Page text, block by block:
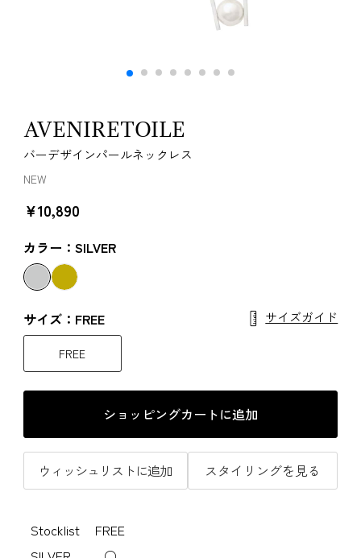
AVENIRETOILE
バーデザインパールネックレス
NEW
￥10,890
カラー：SILVER
サイズ：FREE サイズガイド
FREE
ショッピングカートに追加
ウィッシュリストに追加 スタイリングを見る
Stocklist
FREE